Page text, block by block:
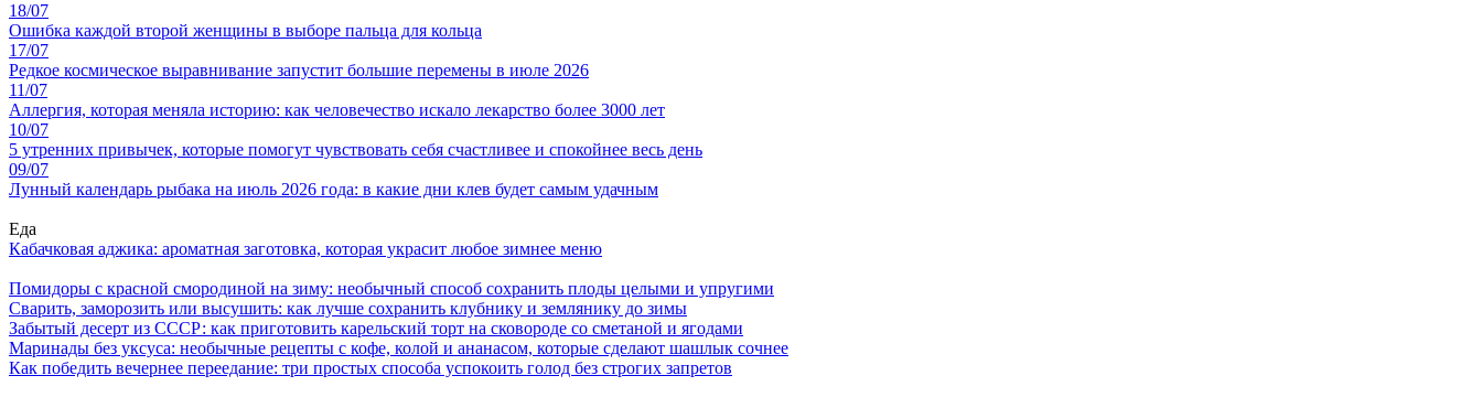
18/07
Ошибка каждой второй женщины в выборе пальца для кольца
17/07
Редкое космическое выравнивание запустит большие перемены в июле 2026
11/07
Аллергия, которая меняла историю: как человечество искало лекарство более 3000 лет
10/07
5 утренних привычек, которые помогут чувствовать себя счастливее и спокойнее весь день
09/07
Лунный календарь рыбака на июль 2026 года: в какие дни клев будет самым удачным
Еда
Кабачковая аджика: ароматная заготовка, которая украсит любое зимнее меню
Помидоры с красной смородиной на зиму: необычный способ сохранить плоды целыми и упругими
Сварить, заморозить или высушить: как лучше сохранить клубнику и землянику до зимы
Забытый десерт из СССР: как приготовить карельский торт на сковороде со сметаной и ягодами
Маринады без уксуса: необычные рецепты с кофе, колой и ананасом, которые сделают шашлык сочнее
Как победить вечернее переедание: три простых способа успокоить голод без строгих запретов